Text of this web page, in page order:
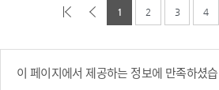
1 2 3 4
이 페이지에서 제공하는 정보에 만족하셨